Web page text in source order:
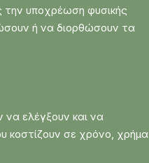
την υποχρέωση φυσικής
ή να διορθώσουν τα
να ελέγξουν και να
κοστίζουν σε χρόνο, χρήμα